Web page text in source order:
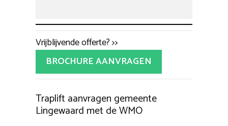
Vrijblijvende offerte? >>
BROCHURE AANVRAGEN
Traplift aanvragen gemeente
Lingewaard met de WMO